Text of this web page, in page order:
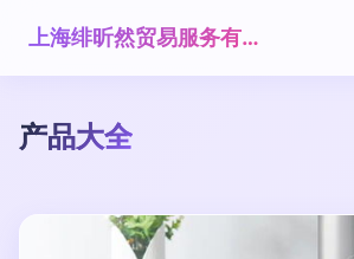
上海绯昕然贸易服务有限公司
产品大全